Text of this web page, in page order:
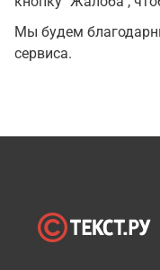
Мы будем
сервиса.